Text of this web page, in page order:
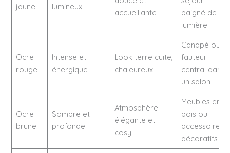
jaune
lumineux
accueillante
baigné de
lumière
Ocre
rouge
Intense et
énergique
Look terre cuite,
chaleureux
Canapé ou
fauteuil
central dans
un salon
Ocre
brune
Sombre et
profonde
Atmosphère
élégante et
cosy
Meubles en
bois ou
accessoires
décoratifs